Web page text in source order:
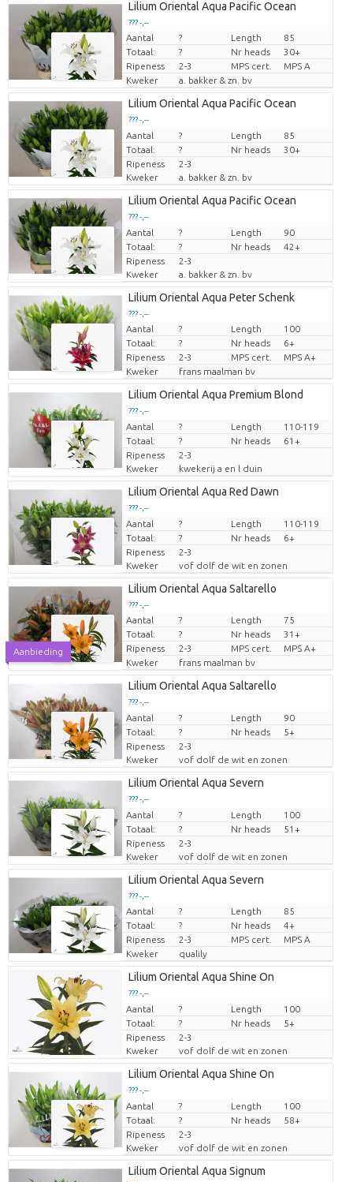
Lilium Oriental Aqua Pacific Ocean
??? -,--
Prijs per stuk
Aantal ? Length
85
Totaal:
? Nr heads
30+
Ripeness
2-3 MPS cert.
MPS A
Kweker
a. bakker & zn. bv
Lilium Oriental Aqua Pacific Ocean
??? -,--
Prijs per stuk
Aantal ? Length
85
Totaal:
? Nr heads
30+
Ripeness
2-3
Kweker
a. bakker & zn. bv
Lilium Oriental Aqua Pacific Ocean
??? -,--
Prijs per stuk
Aantal ? Length
90
Totaal:
? Nr heads
42+
Ripeness
2-3
Kweker
a. bakker & zn. bv
Lilium Oriental Aqua Peter Schenk
??? -,--
Prijs per stuk
Aantal ? Length
100
Totaal:
? Nr heads
6+
Ripeness
2-3 MPS cert.
MPS A+
Kweker
frans maalman bv
Lilium Oriental Aqua Premium Blond
??? -,--
Prijs per stuk
Aantal ? Length
110-119
Totaal:
? Nr heads
61+
Ripeness
2-3
Kweker
kwekerij a en l duin
Lilium Oriental Aqua Red Dawn
??? -,--
Prijs per stuk
Aantal ? Length
110-119
Totaal:
? Nr heads
6+
Ripeness
2-3
Kweker
vof dolf de wit en zonen
Aanbieding
Lilium Oriental Aqua Saltarello
??? -,--
Prijs per stuk
Aantal ? Length
75
Totaal:
? Nr heads
31+
Ripeness
2-3 MPS cert.
MPS A+
Kweker
frans maalman bv
Lilium Oriental Aqua Saltarello
??? -,--
Prijs per stuk
Aantal ? Length
90
Totaal:
? Nr heads
5+
Ripeness
2-3
Kweker
vof dolf de wit en zonen
Lilium Oriental Aqua Severn
??? -,--
Prijs per stuk
Aantal ? Length
100
Totaal:
? Nr heads
51+
Ripeness
2-3
Kweker
vof dolf de wit en zonen
Lilium Oriental Aqua Severn
??? -,--
Prijs per stuk
Aantal ? Length
85
Totaal:
? Nr heads
4+
Ripeness
2-3 MPS cert.
MPS A
Kweker
qualily
Lilium Oriental Aqua Shine On
??? -,--
Prijs per stuk
Aantal ? Length
100
Totaal:
? Nr heads
5+
Ripeness
2-3
Kweker
vof dolf de wit en zonen
Lilium Oriental Aqua Shine On
??? -,--
Prijs per stuk
Aantal ? Length
100
Totaal:
? Nr heads
58+
Ripeness
2-3
Kweker
vof dolf de wit en zonen
Lilium Oriental Aqua Signum